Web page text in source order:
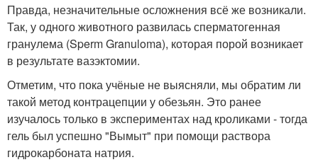
Правда, незначительные осложнения всё же возникали.
Так, у одного животного развилась сперматогенная
гранулема (Sperm Granuloma), которая порой возникает
в результате вазэктомии.
Отметим, что пока учёные не выясняли, мы обратим ли
такой метод контрацепции у обезьян. Это ранее
изучалось только в экспериментах над кроликами - тогда
гель был успешно "Вымыт" при помощи раствора
гидрокарбоната натрия.